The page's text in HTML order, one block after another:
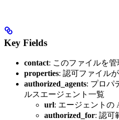
Key Fields
contact: このファイルを
properties: 認可ファイル
authorized_agents: プロパ
ルスエージェント一覧
url: エージェントの
authorized_for: 認可